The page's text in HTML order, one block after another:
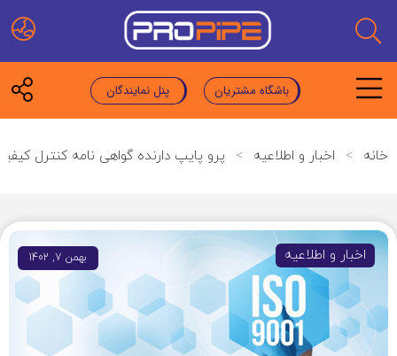
باشگاه مشتریان پنل نمایندگان
خانه > اخبار و اطلاعیه > پرو پایپ دارنده گواهی نامه کنترل
اخبار و اطلاعیه بهمن 7, 1402